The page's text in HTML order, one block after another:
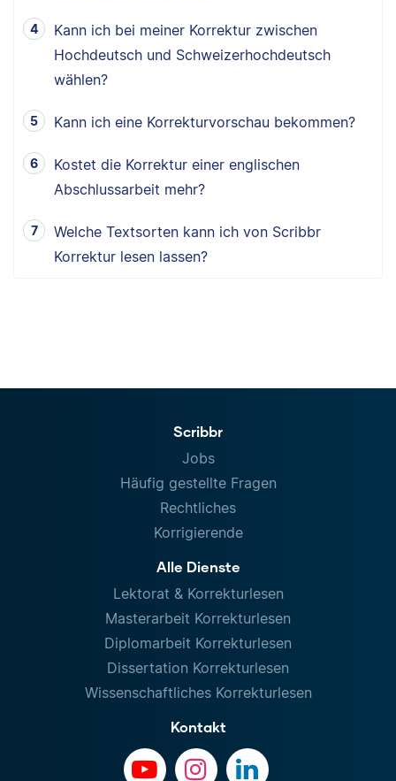
Kann ich bei meiner Korrektur zwischen
Hochdeutsch und Schweizerhochdeutsch
wählen?
Kann ich eine Korrekturvorschau bekommen?
Kostet die Korrektur einer englischen
Abschlussarbeit mehr?
Welche Textsorten kann ich von Scribbr
Korrektur lesen lassen?
Scribbr
Jobs
Häufig gestellte Fragen
Rechtliches
Korrigierende
Alle Dienste
Lektorat & Korrekturlesen
Masterarbeit Korrekturlesen
Diplomarbeit Korrekturlesen
Dissertation Korrekturlesen
Wissenschaftliches Korrekturlesen
Kontakt